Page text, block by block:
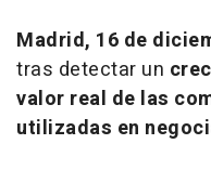
Madrid, 16 de
tras detectar un
valor real de las
utilizadas en